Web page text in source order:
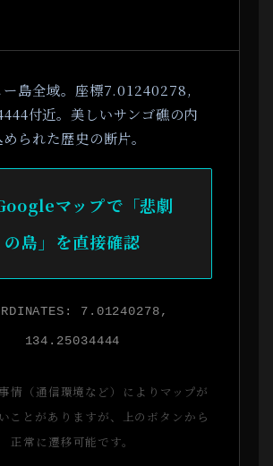
島全域。座標7.01240278,
付近。美しいサンゴ礁の内
られた歴史の断片。
マップで「悲劇
の島」を直接確認
7.01240278,
134.25034444
情（通信環境など）によりマップが
ことがありますが、上のボタンから
正常に遷移可能です。